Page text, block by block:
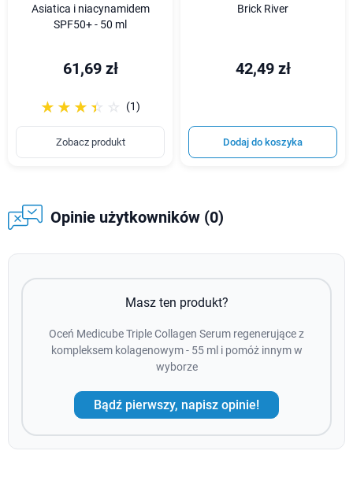
Asiatica i niacynamidem
SPF50+ - 50 ml
61,69 zł
☆☆☆☆☆
★★★★★ (1)
Zobacz produkt
Brick River
42,49 zł
Dodaj do koszyka
Opinie użytkowników (0)
Masz ten produkt?
Oceń Medicube Triple Collagen Serum regenerujące z
kompleksem kolagenowym - 55 ml i pomóż innym w
wyborze
Bądź pierwszy, napisz opinie!